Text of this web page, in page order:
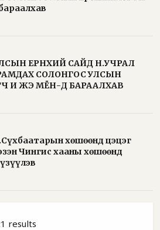
ЕРӨНХИЙ САЙД Н.УЧРАЛ
СОЛОНГОС УЛСЫН
И ЖЭ МЁН-Д БАРААЛХАВ
хөшөөнд цэцэг
Чингис хааны хөшөөнд
results